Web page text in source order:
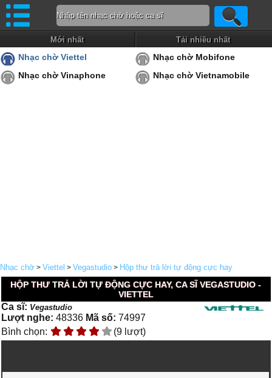
Mới nhất Tải nhiều nhất
Nhạc chờ Viettel
Nhạc chờ Mobifone
Nhạc chờ Vinaphone
Nhạc chờ Vietnamobile
Nhạc chờ > Viettel > Vegastudio > Hộp thư trả lời tự động cực hay
HỘP THƯ TRẢ LỜI TỰ ĐỘNG CỰC HAY, CA SĨ VEGASTUDIO -
VIETTEL
Ca sĩ: Vegastudio
Lượt nghe: 48336 Mã số: 74997
Bình chọn:
(9 lượt)